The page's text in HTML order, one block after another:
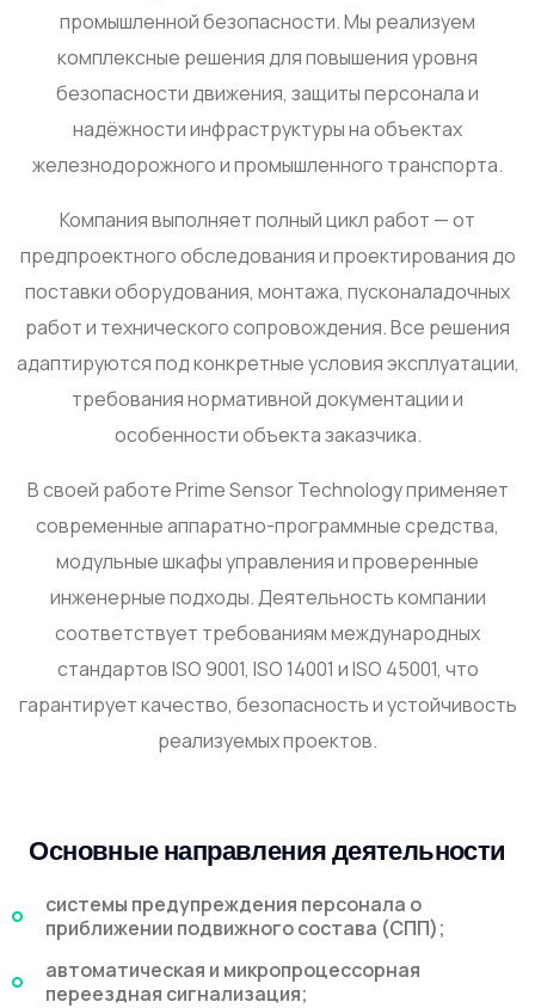
промышленной безопасности. Мы реализуем
комплексные решения для повышения уровня
безопасности движения, защиты персонала и
надёжности инфраструктуры на объектах
железнодорожного и промышленного транспорта.
Компания выполняет полный цикл работ — от
предпроектного обследования и проектирования до
поставки оборудования, монтажа, пусконаладочных
работ и технического сопровождения. Все решения
адаптируются под конкретные условия эксплуатации,
требования нормативной документации и
особенности объекта заказчика.
В своей работе Prime Sensor Technology применяет
современные аппаратно-программные средства,
модульные шкафы управления и проверенные
инженерные подходы. Деятельность компании
соответствует требованиям международных
стандартов ISO 9001, ISO 14001 и ISO 45001, что
гарантирует качество, безопасность и устойчивость
реализуемых проектов.
Основные направления деятельности
системы предупреждения персонала о
приближении подвижного состава (СПП);
автоматическая и микропроцессорная
переездная сигнализация;